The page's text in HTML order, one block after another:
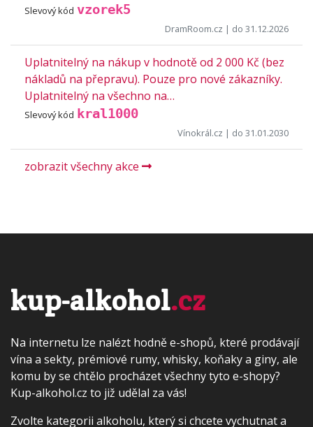
Slevový kód vzorek5
DramRoom.cz | do 31.12.2026
Uplatnitelný na nákup v hodnotě od 2 000 Kč (bez
nákladů na přepravu). Pouze pro nové zákazníky.
Uplatnitelný na všechno na…
Slevový kód kral1000
Vínokrál.cz | do 31.01.2030
zobrazit všechny akce
kup-alkohol.cz
Na internetu lze nalézt hodně e-shopů, které prodávají
vína a sekty, prémiové rumy, whisky, koňaky a giny, ale
komu by se chtělo procházet všechny tyto e-shopy?
Kup-alkohol.cz to již udělal za vás!
Zvolte kategorii alkoholu, který si chcete vychutnat a